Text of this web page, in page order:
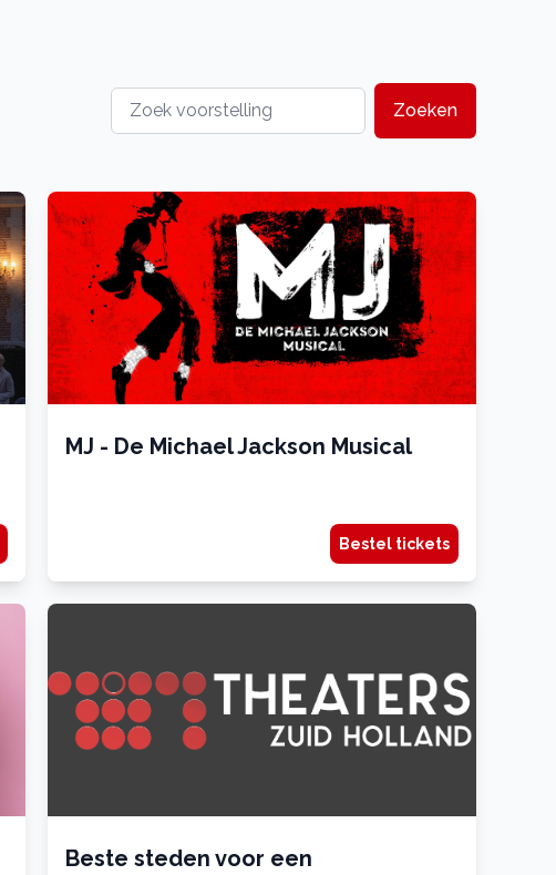
Zoeken
MJ - De Michael Jackson Musical
Bestel tickets
Beste steden voor een